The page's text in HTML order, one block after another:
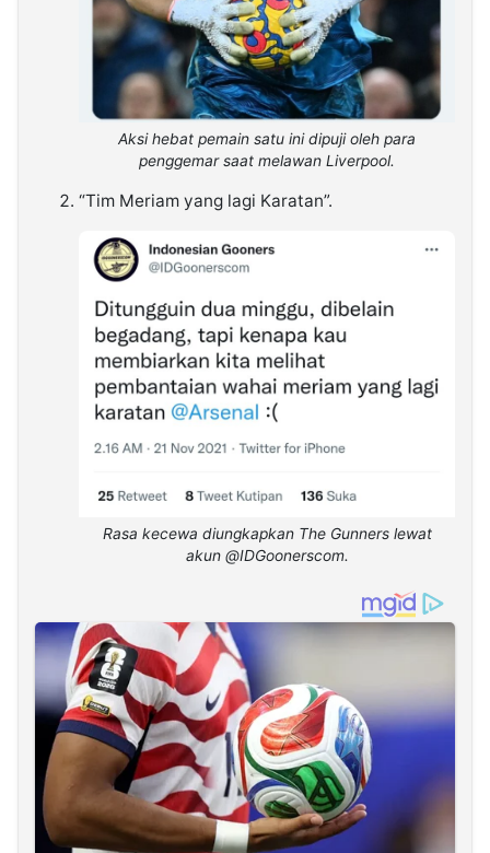
Aksi hebat pemain satu ini dipuji oleh para
penggemar saat melawan Liverpool.
“Tim Meriam yang lagi Karatan”.
Rasa kecewa diungkapkan The Gunners lewat
akun @IDGoonerscom.